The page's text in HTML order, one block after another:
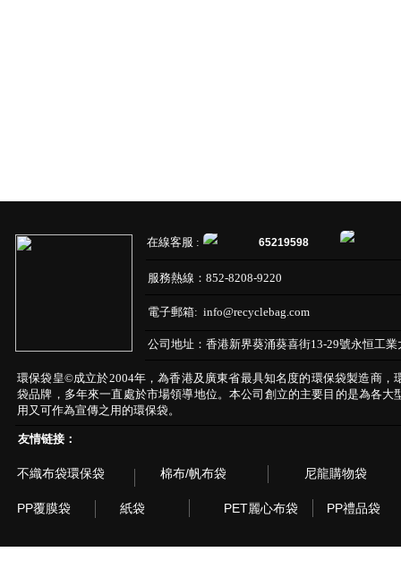
在線客服 : 65219598
服務熱線： 852-8208-9220
電子郵箱: info@recyclebag.com
公司地址： 香港新界葵涌葵喜街13-29號永恒工業
環保袋皇©成立於2004年，為香港及廣東省最具知名度的環保袋製造商
袋品牌，多年來一直處於市場領導地位。本公司創立的主要目的是為各大
用又可作為宣傳之用的環保袋。
友情链接：
不織布袋環保袋 棉布/帆布袋 尼龍購物袋
PP覆膜袋 紙袋 PET麗心布袋 PP禮品袋